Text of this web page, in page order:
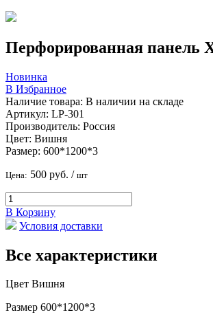
Перфорированная панель
Новинка
В Избранное
Наличие товара: В наличии на складе
Артикул: LP-301
Производитель: Россия
Цвет: Вишня
Размер: 600*1200*3
Цена: 500 руб. / шт
В Корзину
Условия доставки
Все характеристики
Цвет Вишня
Размер 600*1200*3